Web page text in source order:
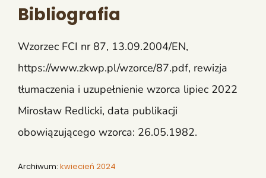
Bibliografia
Wzorzec FCI nr 87, 13.09.2004/EN,
https://www.zkwp.pl/wzorce/87.pdf, rewizja
tłumaczenia i uzupełnienie wzorca lipiec 2022
Mirosław Redlicki, data publikacji
obowiązującego wzorca: 26.05.1982.
Archiwum: kwiecień 2024